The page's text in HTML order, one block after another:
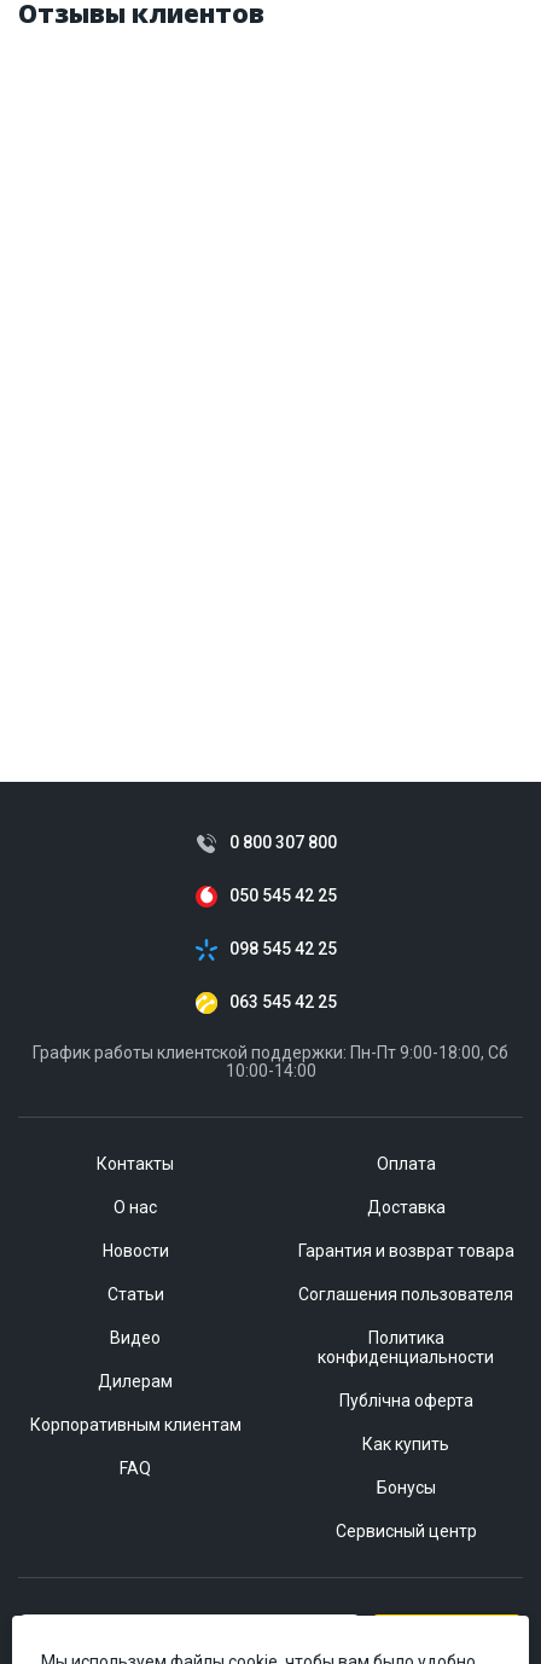
Отзывы клиентов
Контакты
О нас
Новости
Статьи
Видео
Дилерам
Корпоративным клиентам
FAQ
Оплата
Доставка
Гарантия и возврат товара
Соглашения пользователя
Политика
конфиденциальности
Публічна оферта
Как купить
Бонусы
Сервисный центр
0 800 307 800
050 545 42 25
098 545 42 25
063 545 42 25
График работы клиентской поддержки: Пн-Пт 9:00-18:00, Сб
10:00-14:00